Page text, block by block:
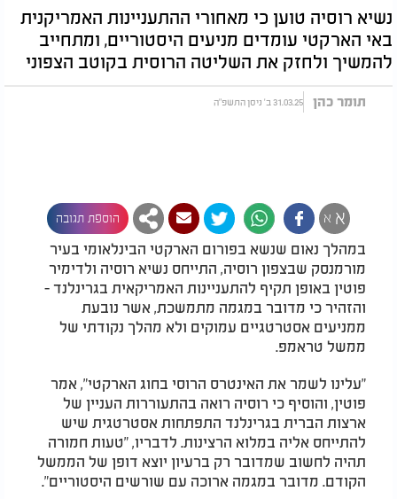
נשיא רוסיה טוען כי מאחורי ההתעניינות האמריקנית
באי הארקטי עומדים מניעים היסטוריים, ומתחייב
להמשיך ולחזק את השליטה הרוסית בקוטב הצפוני
תומר כהן 31.03.25 ב' ניסן התשפ"ה
א א הוספת תגובה
במהלך נאום שנשא בפורום הארקטי הבינלאומי בעיר
מורמנסק שבצפון רוסיה, התייחס נשיא רוסיה ולדימיר
פוטין באופן תקיף להתעניינות האמריקאית בגרינלנד -
והזהיר כי מדובר במגמה מתמשכת, אשר נובעת
ממניעים אסטרטגיים עמוקים ולא מהלך נקודתי של
ממשל טראמפ.
"עלינו לשמר את האינטרס הרוסי בחוג הארקטי", אמר
פוטין, והוסיף כי רוסיה רואה בהתעוררות העניין של
ארצות הברית בגרינלנד התפתחות אסטרטגית שיש
להתייחס אליה במלוא הרצינות. לדבריו, "טעות חמורה
תהיה לחשוב שמדובר רק ברעיון יוצא דופן של הממשל
הקודם. מדובר במגמה ארוכה עם שורשים היסטוריים".